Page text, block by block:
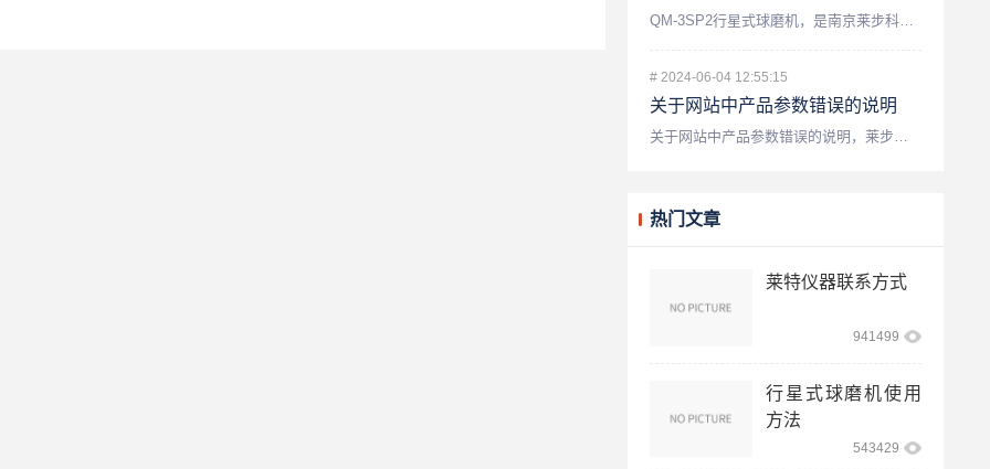
# 2024-06-04 12:55:15
关于网站中产品参数错误的说明
热门文章
莱特仪器联系方式
941499
行星式球磨机使用
方法
543429